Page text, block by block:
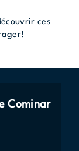
ces
Cominar